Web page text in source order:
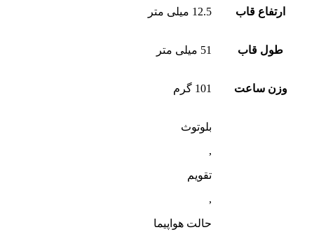
ارتفاع قاب 12.5 میلی متر
طول قاب 51 میلی متر
وزن ساعت 101 گرم
بلوتوث
,
تقویم
,
حالت هواپیما